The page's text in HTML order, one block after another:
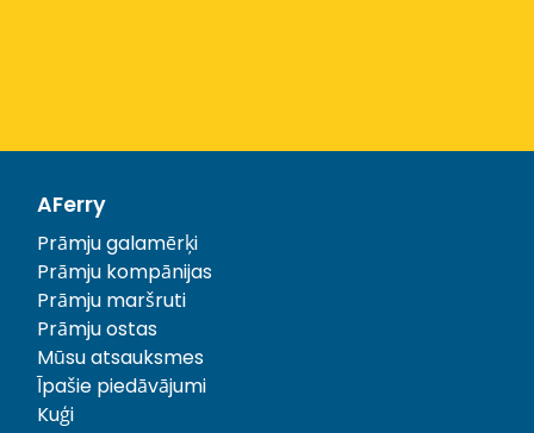
AFerry
Prāmju galamērķi
Prāmju kompānijas
Prāmju maršruti
Prāmju ostas
Mūsu atsauksmes
Īpašie piedāvājumi
Kuģi